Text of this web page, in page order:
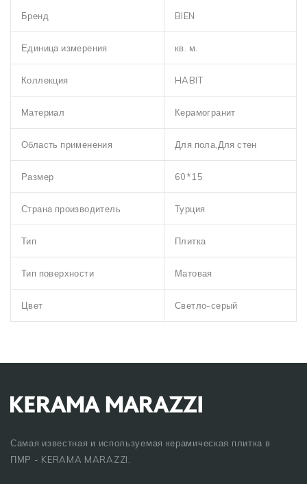
Бренд BIEN
Единица измерения кв. м.
Коллекция HABIT
Материал Керамогранит
Область применения Для пола,Для стен
Размер 60*15
Страна производитель Турция
Тип Плитка
Тип поверхности Матовая
Цвет Светло-серый
Самая известная и используемая керамическая плитка в
ПМР - KERAMA MARAZZI.